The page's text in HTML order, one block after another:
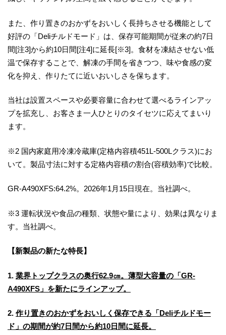
また、作り置きのおかずをおいしく長持ちさせる機能として
好評の「Deliチルドモード」は、保存可能期間が従来の約7日
間[注3]から約10日間[注4]に延長[※3]。食材を凍結させない低
温で保存することで、解凍の手間を省きつつ、味や食感の変
化を抑え、作りたてに近いおいしさを保ちます。
当社は設置スペースや必要容量に合わせて選べるラインアッ
プを拡充し、お客さま一人ひとりのタイセツに応えてまいり
ます。
※2 国内家庭用冷凍冷蔵庫(定格内容積451L-500Lクラス)にお
いて。製品寸法に対する定格内容積の割合(容積効率)で比較。
GR-A490XFS:64.2%。2026年1月15日現在。当社調べ。
※3 運転状況や食品の種類、状態や量により、効果は異なりま
す。当社調べ。
【新製品の新たな特長】
1. 業界トップクラスの奥行62.9㎝。薄型大容量の「GR-
A490XFS」を新たにラインアップ。
2. 作り置きのおかずをおいしく保存できる「Deliチルドモー
ド」の期間が約7日間から約10日間に延長。